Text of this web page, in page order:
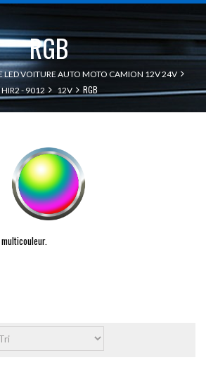
RGB
LED VOITURE AUTO MOTO CAMION 12V 24V
HIR2 - 9012
12V RGB
multicouleur.